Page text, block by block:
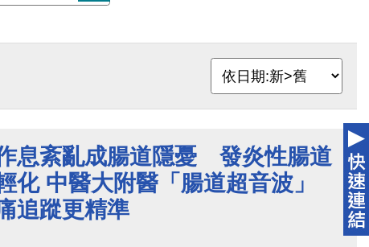
息紊亂成腸道隱憂 發炎性腸道
化 中醫大附醫「腸道超音波」
追蹤更精準